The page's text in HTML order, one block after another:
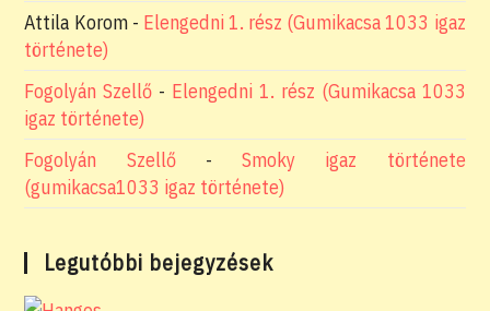
Attila Korom- Elengedni 1. rész (Gumikacsa 1033 igaz
története)
Fogolyán Szellő - Elengedni 1. rész (Gumikacsa 1033
igaz története)
Fogolyán Szellő-Smoky igaz története
(gumikacsa1033 igaz története)
Legutóbbi bejegyzések